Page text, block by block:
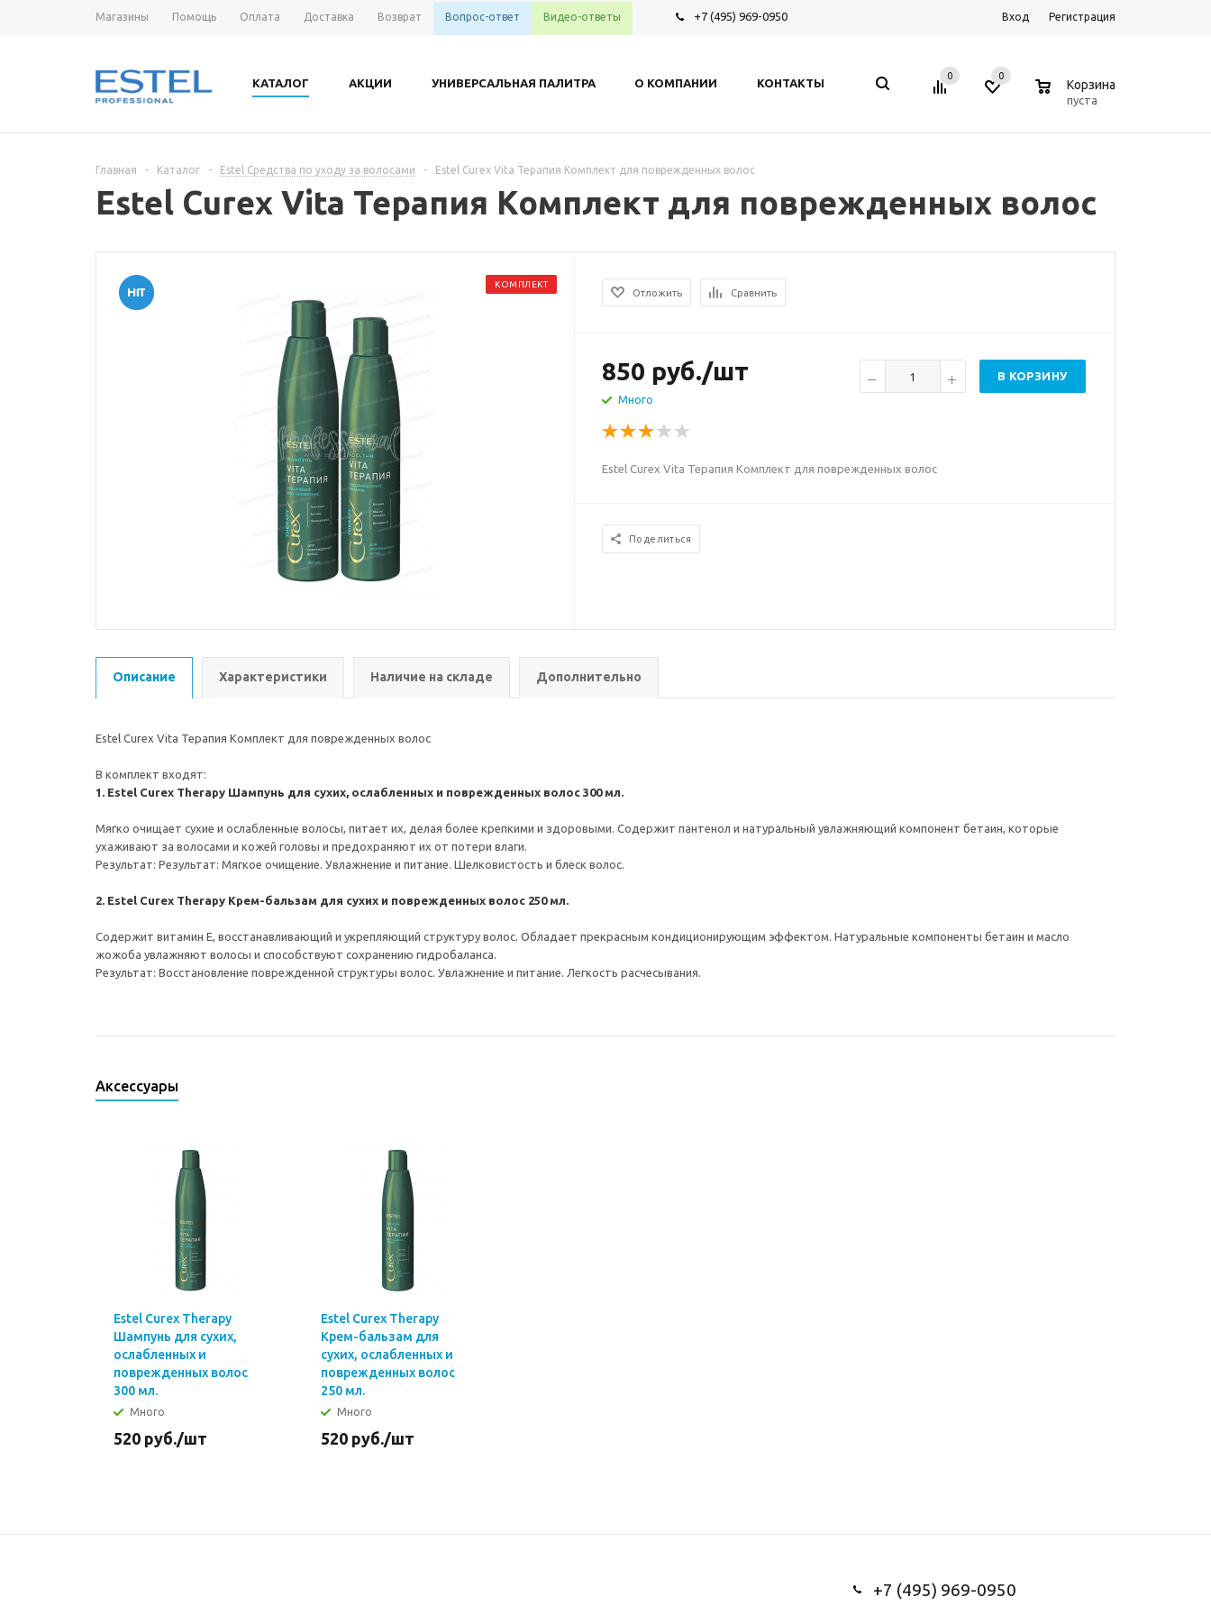
Магазины Помощь Оплата Доставка Возврат Вопрос-ответ Видео-ответы +7 (495) 969-0950 Вход Регистрация
КАТАЛОГ АКЦИИ УНИВЕРСАЛЬНАЯ ПАЛИТРА О КОМПАНИИ КОНТАКТЫ
0 0
Корзина
пуста
Главная - Каталог - Estel Средства по уходу за волосами - Estel Curex Vita Терапия Комплект для поврежденных волос
Estel Curex Vita Терапия Комплект для поврежденных волос
КОМПЛЕКТ
Отложить Сравнить
850 руб./шт
Много
В КОРЗИНУ
Estel Curex Vita Терапия Комплект для поврежденных волос
Поделиться
Описание Характеристики Наличие на складе Дополнительно
Estel Curex Vita Терапия Комплект для поврежденных волос
В комплект входят:
1. Estel Curex Therapy Шампунь для сухих, ослабленных и поврежденных волос 300 мл.
Мягко очищает сухие и ослабленные волосы, питает их, делая более крепкими и здоровыми. Содержит пантенол и натуральный увлажняющий компонент бетаин, которые
ухаживают за волосами и кожей головы и предохраняют их от потери влаги.
Результат: Результат: Мягкое очищение. Увлажнение и питание. Шелковистость и блеск волос.
2. Estel Curex Therapy Крем-бальзам для сухих и поврежденных волос 250 мл.
Содержит витамин Е, восстанавливающий и укрепляющий структуру волос. Обладает прекрасным кондиционирующим эффектом. Натуральные компоненты бетаин и масло
жожоба увлажняют волосы и способствуют сохранению гидробаланса.
Результат: Восстановление поврежденной структуры волос. Увлажнение и питание. Легкость расчесывания.
Аксессуары
Estel Curex Therapy
Шампунь для сухих,
ослабленных и
поврежденных волос
300 мл.
Много
520 руб./шт
Estel Curex Therapy
Крем-бальзам для
сухих, ослабленных и
поврежденных волос
250 мл.
Много
520 руб./шт
+7 (495) 969-0950